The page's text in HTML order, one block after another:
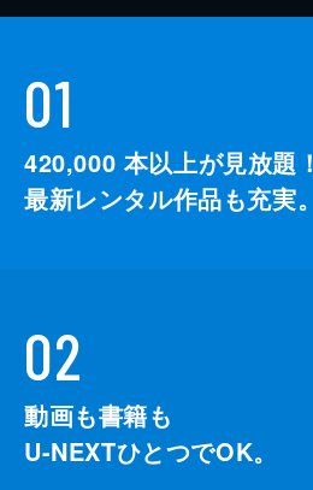
01
420,000 本以上が見放題！
最新レンタル作品も充実。
02
動画も書籍も
U-NEXTひとつでOK。